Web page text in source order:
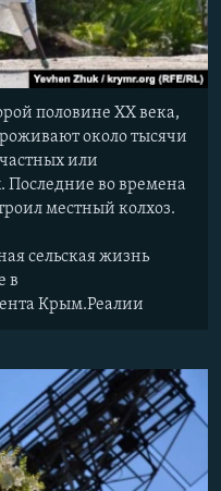
половине ХХ века,
около тысячи
или
во времена
местный колхоз.
сельская жизнь
в
Крым.Реалии